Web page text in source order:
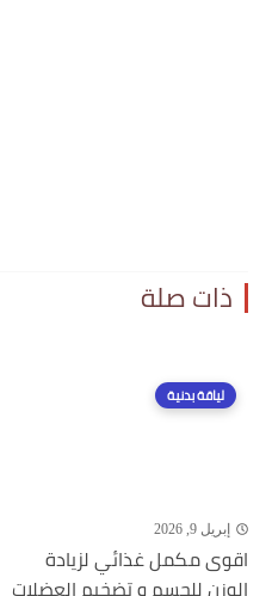
ذات صلة
لياقة بدنية
إبريل 9, 2026
اقوى مكمل غذائي لزيادة
الوزن للجسم و تضخيم العضلات